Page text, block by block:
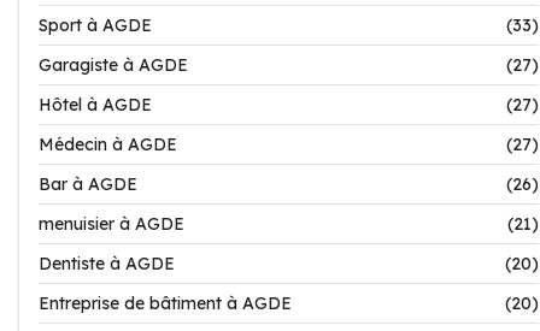
Sport à AGDE
(33)
Garagiste à AGDE
(27)
Hôtel à AGDE
(27)
Médecin à AGDE
(27)
Bar à AGDE
(26)
menuisier à AGDE
(21)
Dentiste à AGDE
(20)
Entreprise de bâtiment à AGDE
(20)